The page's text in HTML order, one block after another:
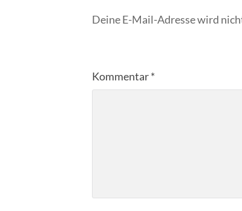
Deine E-Mail-Adresse wird
Kommentar*